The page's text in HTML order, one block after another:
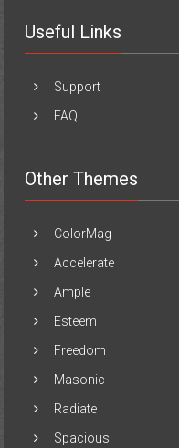
Useful Links
Support
FAQ
Other Themes
ColorMag
Accelerate
Ample
Esteem
Freedom
Masonic
Radiate
Spacious